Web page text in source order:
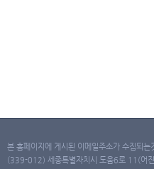
본 홈페이지에 게시된 이메일주소가 수집되
(339-012) 세종특별자치시 도움6로 11(어